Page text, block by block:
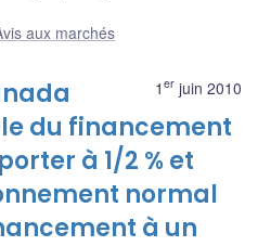
aux marchés
1 er juin 2010
du financement
à 1/2 % et
normal
à un